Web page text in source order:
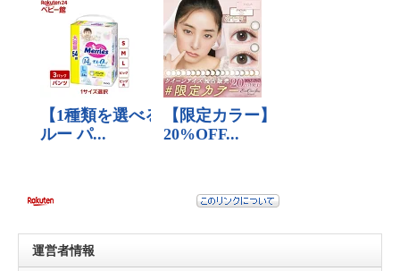
運営者情報